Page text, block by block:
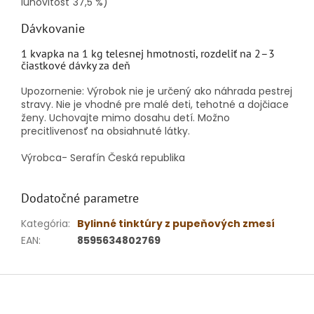
Dávkovanie
1 kvapka na 1 kg telesnej hmotnosti, rozdeliť na 2–3
čiastkové dávky za deň
Upozornenie: Výrobok nie je určený ako náhrada pestrej
stravy. Nie je vhodné pre malé deti, tehotné a dojčiace
ženy. Uchovajte mimo dosahu detí. Možno
precitlivenosť na obsiahnuté látky.
Výrobca- Serafín Česká republika
Dodatočné parametre
Kategória: Bylinné tinktúry z pupeňových zmesí
EAN: 8595634802769